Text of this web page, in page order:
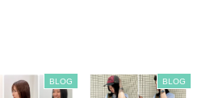
BLOG BLOG